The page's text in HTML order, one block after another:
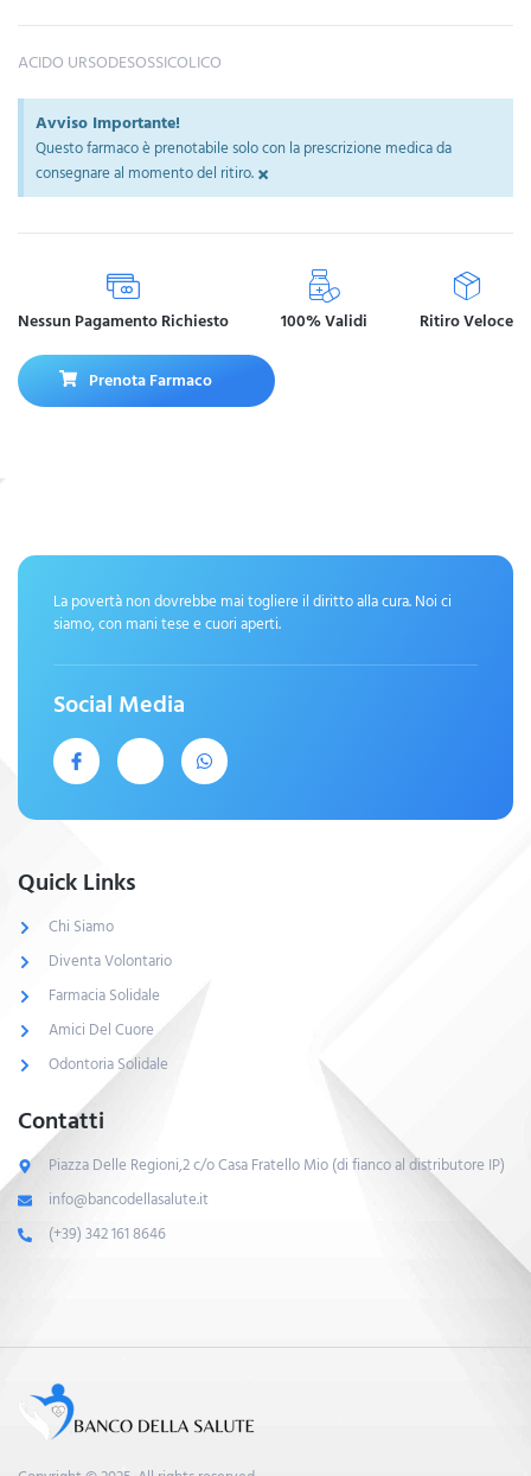
ACIDO URSODESOSSICOLICO
Avviso Importante!
Questo farmaco è prenotabile solo con la prescrizione medica da
consegnare al momento del ritiro.×
Nessun Pagamento Richiesto 100% Validi Ritiro Veloce
Prenota Farmaco
La povertà non dovrebbe mai togliere il diritto alla cura. Noi ci
siamo, con mani tese e cuori aperti.
Social Media
Quick Links
Chi Siamo
Diventa Volontario
Farmacia Solidale
Amici Del Cuore
Odontoria Solidale
Contatti
Piazza Delle Regioni,2 c/o Casa Fratello Mio (di fianco al distributore IP)
info@bancodellasalute.it
(+39) 342 161 8646